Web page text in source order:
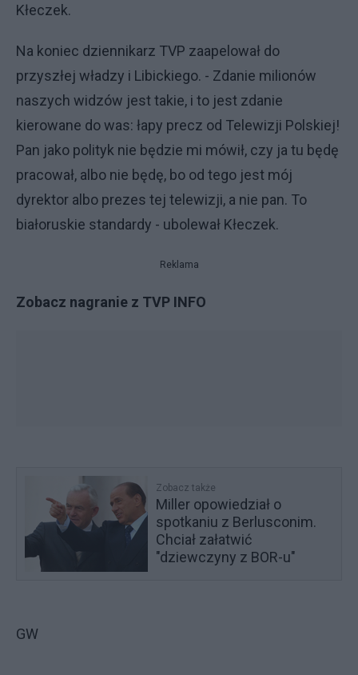
Kłeczek.
Na koniec dziennikarz TVP zaapelował do
przyszłej władzy i Libickiego. - Zdanie milionów
naszych widzów jest takie, i to jest zdanie
kierowane do was: łapy precz od Telewizji Polskiej!
Pan jako polityk nie będzie mi mówił, czy ja tu będę
pracował, albo nie będę, bo od tego jest mój
dyrektor albo prezes tej telewizji, a nie pan. To
białoruskie standardy - ubolewał Kłeczek.
Reklama
Zobacz nagranie z TVP INFO
Zobacz także
Miller opowiedział o
spotkaniu z Berlusconim.
Chciał załatwić
"dziewczyny z BOR-u"
GW